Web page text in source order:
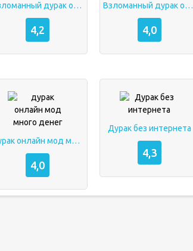
Взломанный дурак онлайн
4,2
Взломанный дурак онлайн
4,0
дурак онлайн мод много денег
4,0
Дурак без интернета
4,3